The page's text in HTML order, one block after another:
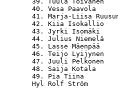
40. Vesa Paavola
41. Marja-Liisa
42. Kiia Isokallio
43. Jyrki Isomäki
44. Julius Niemelä
45. Lasse Mäenpää
46. Teijo Lyijynen
47. Juuli Pelkonen
48. Saija Kotala
49. Pia Tiina
Hyl Rolf Ström